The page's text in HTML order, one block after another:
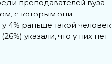
преподавателей вуза
с которым они
4% раньше такой человек
указали, что у них нет